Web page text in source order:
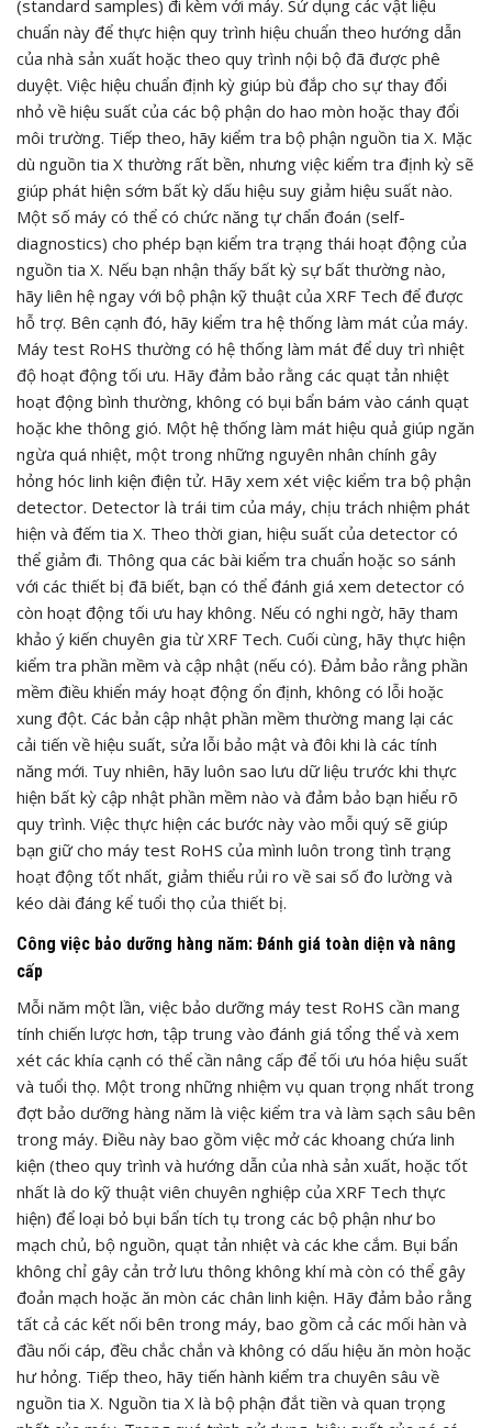
(standard samples) đi kèm với máy. Sử dụng các vật liệu
chuẩn này để thực hiện quy trình hiệu chuẩn theo hướng dẫn
của nhà sản xuất hoặc theo quy trình nội bộ đã được phê
duyệt. Việc hiệu chuẩn định kỳ giúp bù đắp cho sự thay đổi
nhỏ về hiệu suất của các bộ phận do hao mòn hoặc thay đổi
môi trường. Tiếp theo, hãy kiểm tra bộ phận nguồn tia X. Mặc
dù nguồn tia X thường rất bền, nhưng việc kiểm tra định kỳ sẽ
giúp phát hiện sớm bất kỳ dấu hiệu suy giảm hiệu suất nào.
Một số máy có thể có chức năng tự chẩn đoán (self-
diagnostics) cho phép bạn kiểm tra trạng thái hoạt động của
nguồn tia X. Nếu bạn nhận thấy bất kỳ sự bất thường nào,
hãy liên hệ ngay với bộ phận kỹ thuật của XRF Tech để được
hỗ trợ. Bên cạnh đó, hãy kiểm tra hệ thống làm mát của máy.
Máy test RoHS thường có hệ thống làm mát để duy trì nhiệt
độ hoạt động tối ưu. Hãy đảm bảo rằng các quạt tản nhiệt
hoạt động bình thường, không có bụi bẩn bám vào cánh quạt
hoặc khe thông gió. Một hệ thống làm mát hiệu quả giúp ngăn
ngừa quá nhiệt, một trong những nguyên nhân chính gây
hỏng hóc linh kiện điện tử. Hãy xem xét việc kiểm tra bộ phận
detector. Detector là trái tim của máy, chịu trách nhiệm phát
hiện và đếm tia X. Theo thời gian, hiệu suất của detector có
thể giảm đi. Thông qua các bài kiểm tra chuẩn hoặc so sánh
với các thiết bị đã biết, bạn có thể đánh giá xem detector có
còn hoạt động tối ưu hay không. Nếu có nghi ngờ, hãy tham
khảo ý kiến chuyên gia từ XRF Tech. Cuối cùng, hãy thực hiện
kiểm tra phần mềm và cập nhật (nếu có). Đảm bảo rằng phần
mềm điều khiển máy hoạt động ổn định, không có lỗi hoặc
xung đột. Các bản cập nhật phần mềm thường mang lại các
cải tiến về hiệu suất, sửa lỗi bảo mật và đôi khi là các tính
năng mới. Tuy nhiên, hãy luôn sao lưu dữ liệu trước khi thực
hiện bất kỳ cập nhật phần mềm nào và đảm bảo bạn hiểu rõ
quy trình. Việc thực hiện các bước này vào mỗi quý sẽ giúp
bạn giữ cho máy test RoHS của mình luôn trong tình trạng
hoạt động tốt nhất, giảm thiểu rủi ro về sai số đo lường và
kéo dài đáng kể tuổi thọ của thiết bị.
Công việc bảo dưỡng hàng năm: Đánh giá toàn diện và nâng
cấp
Mỗi năm một lần, việc bảo dưỡng máy test RoHS cần mang
tính chiến lược hơn, tập trung vào đánh giá tổng thể và xem
xét các khía cạnh có thể cần nâng cấp để tối ưu hóa hiệu suất
và tuổi thọ. Một trong những nhiệm vụ quan trọng nhất trong
đợt bảo dưỡng hàng năm là việc kiểm tra và làm sạch sâu bên
trong máy. Điều này bao gồm việc mở các khoang chứa linh
kiện (theo quy trình và hướng dẫn của nhà sản xuất, hoặc tốt
nhất là do kỹ thuật viên chuyên nghiệp của XRF Tech thực
hiện) để loại bỏ bụi bẩn tích tụ trong các bộ phận như bo
mạch chủ, bộ nguồn, quạt tản nhiệt và các khe cắm. Bụi bẩn
không chỉ gây cản trở lưu thông không khí mà còn có thể gây
đoản mạch hoặc ăn mòn các chân linh kiện. Hãy đảm bảo rằng
tất cả các kết nối bên trong máy, bao gồm cả các mối hàn và
đầu nối cáp, đều chắc chắn và không có dấu hiệu ăn mòn hoặc
hư hỏng. Tiếp theo, hãy tiến hành kiểm tra chuyên sâu về
nguồn tia X. Nguồn tia X là bộ phận đắt tiền và quan trọng